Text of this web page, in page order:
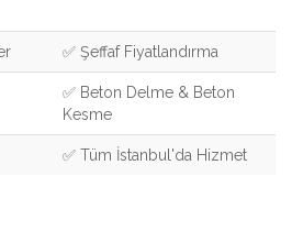
✅ Şeffaf Fiyatlandırma
✅ Beton Delme & Beton
Kesme
✅ Tüm İstanbul'da Hizmet